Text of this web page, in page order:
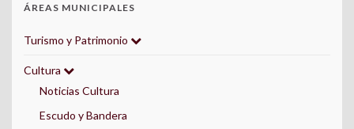
ÁREAS MUNICIPALES
Turismo y Patrimonio
Cultura
Noticias Cultura
Escudo y Bandera